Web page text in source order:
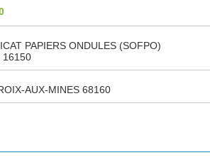
PAPIERS ONDULES (SOFPO)
16150
AUX-MINES 68160